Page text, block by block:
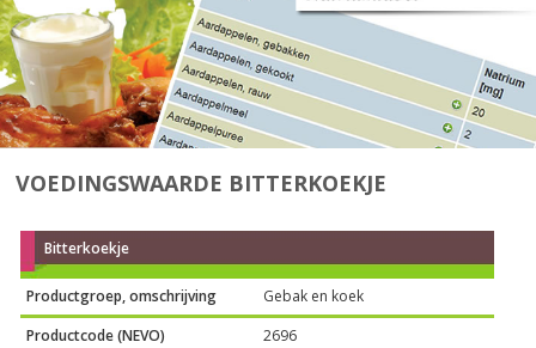
VOEDINGSWAARDE BITTERKOEKJE
Bitterkoekje
Productgroep, omschrijving
Gebak en koek
Productcode (NEVO)
2696